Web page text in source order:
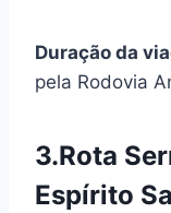
Duração da
pela Rodovia
3.Rota
Espírito